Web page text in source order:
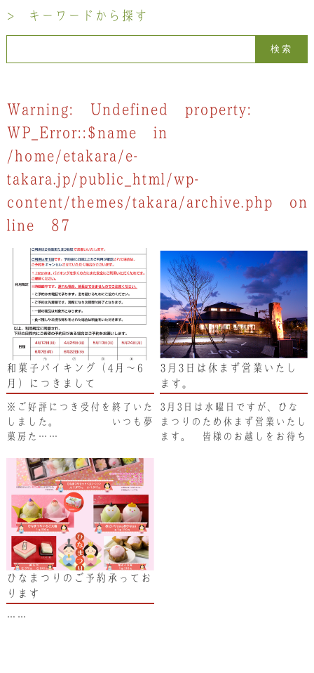
> キーワードから探す
Warning: Undefined property:
WP_Error::$name in
/home/etakara/e-
takara.jp/public_html/wp-
content/themes/takara/archive.php on
line 87
和菓子バイキング（4月～6
月）につきまして
※ご好評につき受付を終了いた
しました。 いつも夢
菓房た……
3月3日は休まず営業いたし
ます。
3月3日は水曜日ですが、ひな
まつりのため休まず営業いたし
ます。 皆様のお越しをお待ち
ひなまつりのご予約承ってお
ります
……